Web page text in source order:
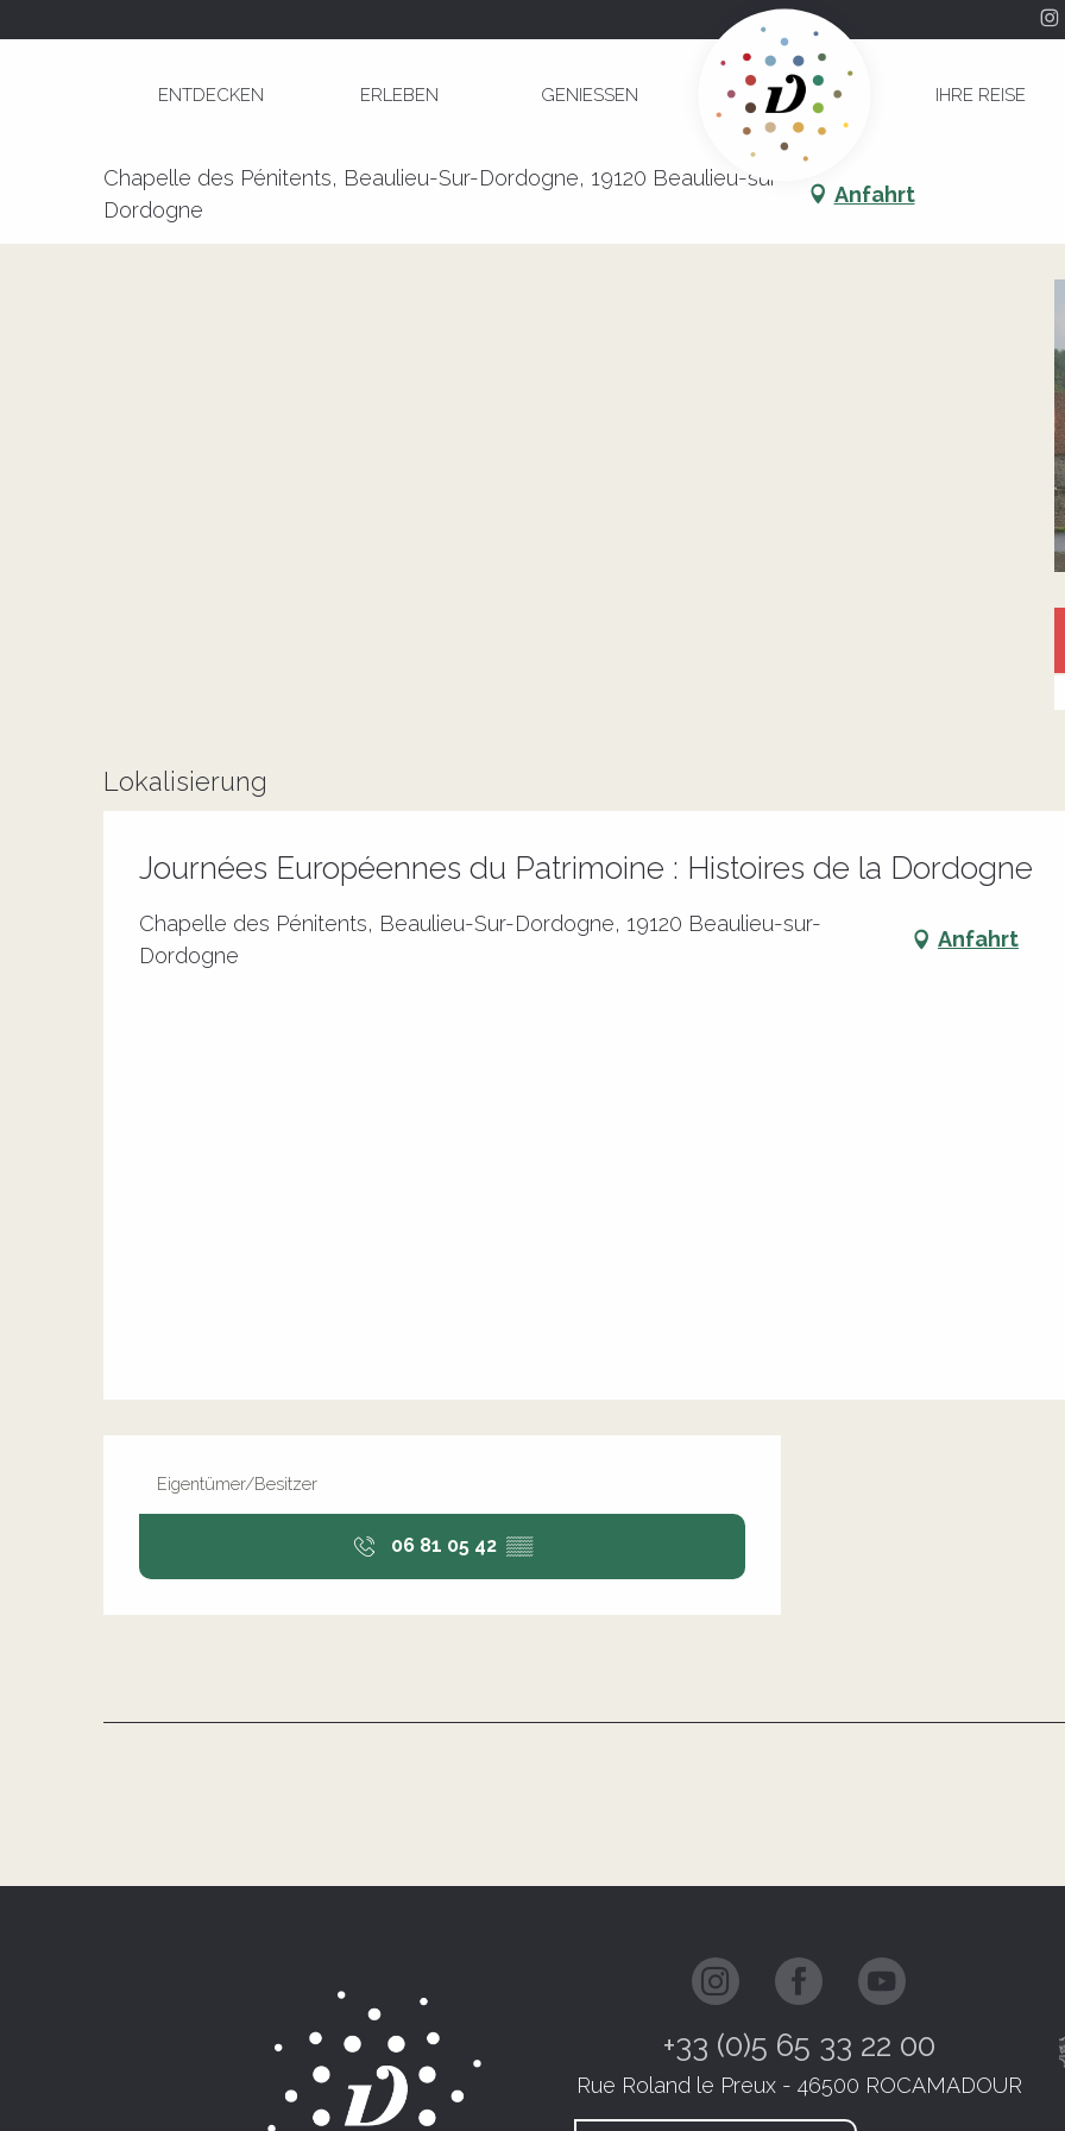
ENTDECKEN ERLEBEN GENIESSEN IHRE REISE
Journées Européennes du Patrimoine : Histoires de la Dordogne
Journées Européennes du Patrimoine : Histoires de la Dordogne
Chapelle des Pénitents, Beaulieu-Sur-Dordogne, 19120 Beaulieu-sur-
Dordogne
Anfahrt
Lokalisierung
Journées Européennes du Patrimoine : Histoires de la Dordogne
Chapelle des Pénitents, Beaulieu-Sur-Dordogne, 19120 Beaulieu-sur-
Dordogne
Anfahrt
Eigentümer/Besitzer
06 81 05 42 ▒▒
+33 (0)5 65 33 22 00
Rue Roland le Preux - 46500 ROCAMADOUR